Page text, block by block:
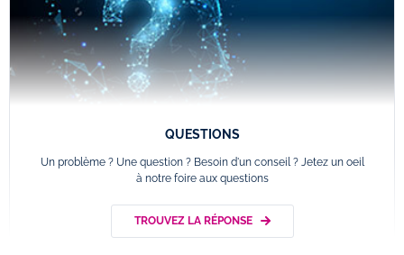
QUESTIONS
Un problème ? Une question ? Besoin d'un conseil ? Jetez un oeil
à notre foire aux questions
TROUVEZ LA RÉPONSE